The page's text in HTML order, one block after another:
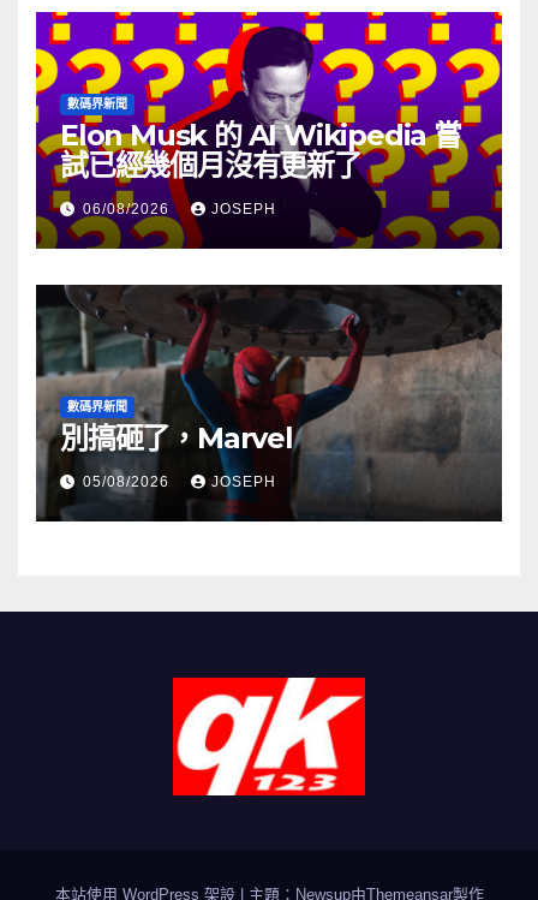
數碼界新聞
Elon Musk 的 AI Wikipedia 嘗
試已經幾個月沒有更新了
06/08/2026 JOSEPH
數碼界新聞
別搞砸了，Marvel
05/08/2026 JOSEPH
本站使用 WordPress 架設 主題：Newsup由Themeansar製作